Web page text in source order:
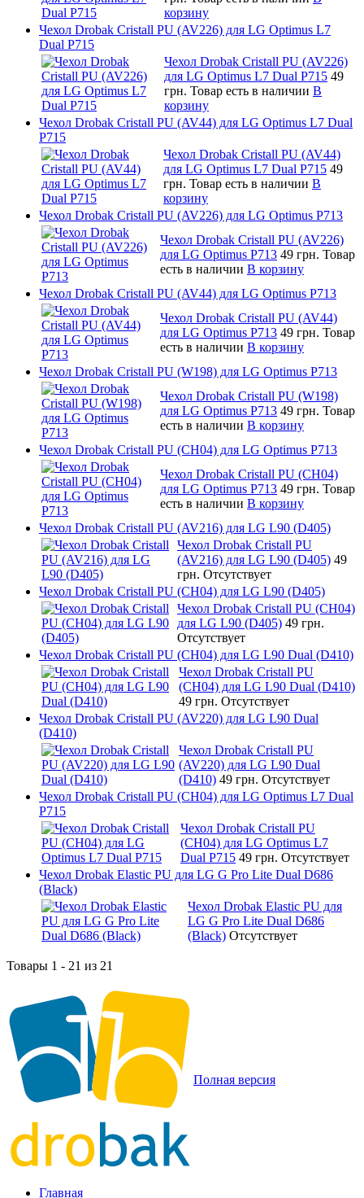
корзину
Чехол Drobak Cristall PU (AV226) для LG Optimus L7
Dual P715
Чехол Drobak Cristall PU (AV226)
для LG Optimus L7 Dual P715 49
грн. Товар есть в наличии В
корзину
Чехол Drobak Cristall PU (AV44) для LG Optimus L7 Dual
P715
Чехол Drobak Cristall PU (AV44)
для LG Optimus L7 Dual P715 49
грн. Товар есть в наличии В
корзину
Чехол Drobak Cristall PU (AV226) для LG Optimus P713
Чехол Drobak Cristall PU (AV226)
для LG Optimus P713 49 грн. Товар
есть в наличии В корзину
Чехол Drobak Cristall PU (AV44) для LG Optimus P713
Чехол Drobak Cristall PU (AV44)
для LG Optimus P713 49 грн. Товар
есть в наличии В корзину
Чехол Drobak Cristall PU (W198) для LG Optimus P713
Чехол Drobak Cristall PU (W198)
для LG Optimus P713 49 грн. Товар
есть в наличии В корзину
Чехол Drobak Cristall PU (CH04) для LG Optimus P713
Чехол Drobak Cristall PU (CH04)
для LG Optimus P713 49 грн. Товар
есть в наличии В корзину
Чехол Drobak Cristall PU (AV216) для LG L90 (D405)
Чехол Drobak Cristall PU
(AV216) для LG L90 (D405) 49
грн. Отсутствует
Чехол Drobak Cristall PU (CH04) для LG L90 (D405)
Чехол Drobak Cristall PU (CH04)
для LG L90 (D405) 49 грн.
Отсутствует
Чехол Drobak Cristall PU (CH04) для LG L90 Dual (D410)
Чехол Drobak Cristall PU
(CH04) для LG L90 Dual (D410)
49 грн. Отсутствует
Чехол Drobak Cristall PU (AV220) для LG L90 Dual
(D410)
Чехол Drobak Cristall PU
(AV220) для LG L90 Dual
(D410) 49 грн. Отсутствует
Чехол Drobak Cristall PU (CH04) для LG Optimus L7 Dual
P715
Чехол Drobak Cristall PU
(CH04) для LG Optimus L7
Dual P715 49 грн. Отсутствует
Чехол Drobak Elastic PU для LG G Pro Lite Dual D686
(Black)
Чехол Drobak Elastic PU для
LG G Pro Lite Dual D686
(Black) Отсутствует
Товары 1 - 21 из 21
Полная версия
Главная